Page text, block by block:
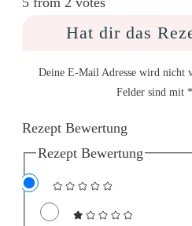
Hat dir das
Deine E-Mail Adresse wird nicht
Felder sind mit
Rezept Bewertung
Rezept Bewertung